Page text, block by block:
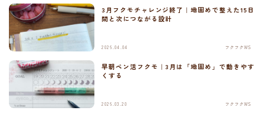
3月フクモチャレンジ終了｜地固めで整えた15日
間と次につながる設計
2026.04.04 フクフクWS
早朝ペン活フクモ｜3月は「地固め」で動きやす
くする
2026.03.20 フクフクWS